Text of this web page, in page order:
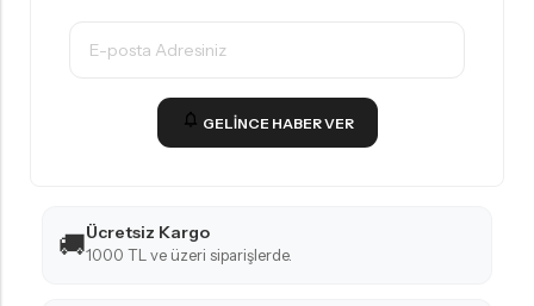
GELINCE HABER VER
🚚Ücretsiz Kargo
1000 TL ve üzeri siparişlerde.